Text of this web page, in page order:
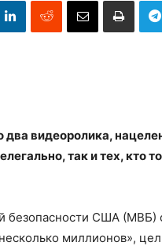
видеоролика,
так и тех, кто
безопасности США (МВБ)
миллионов»,